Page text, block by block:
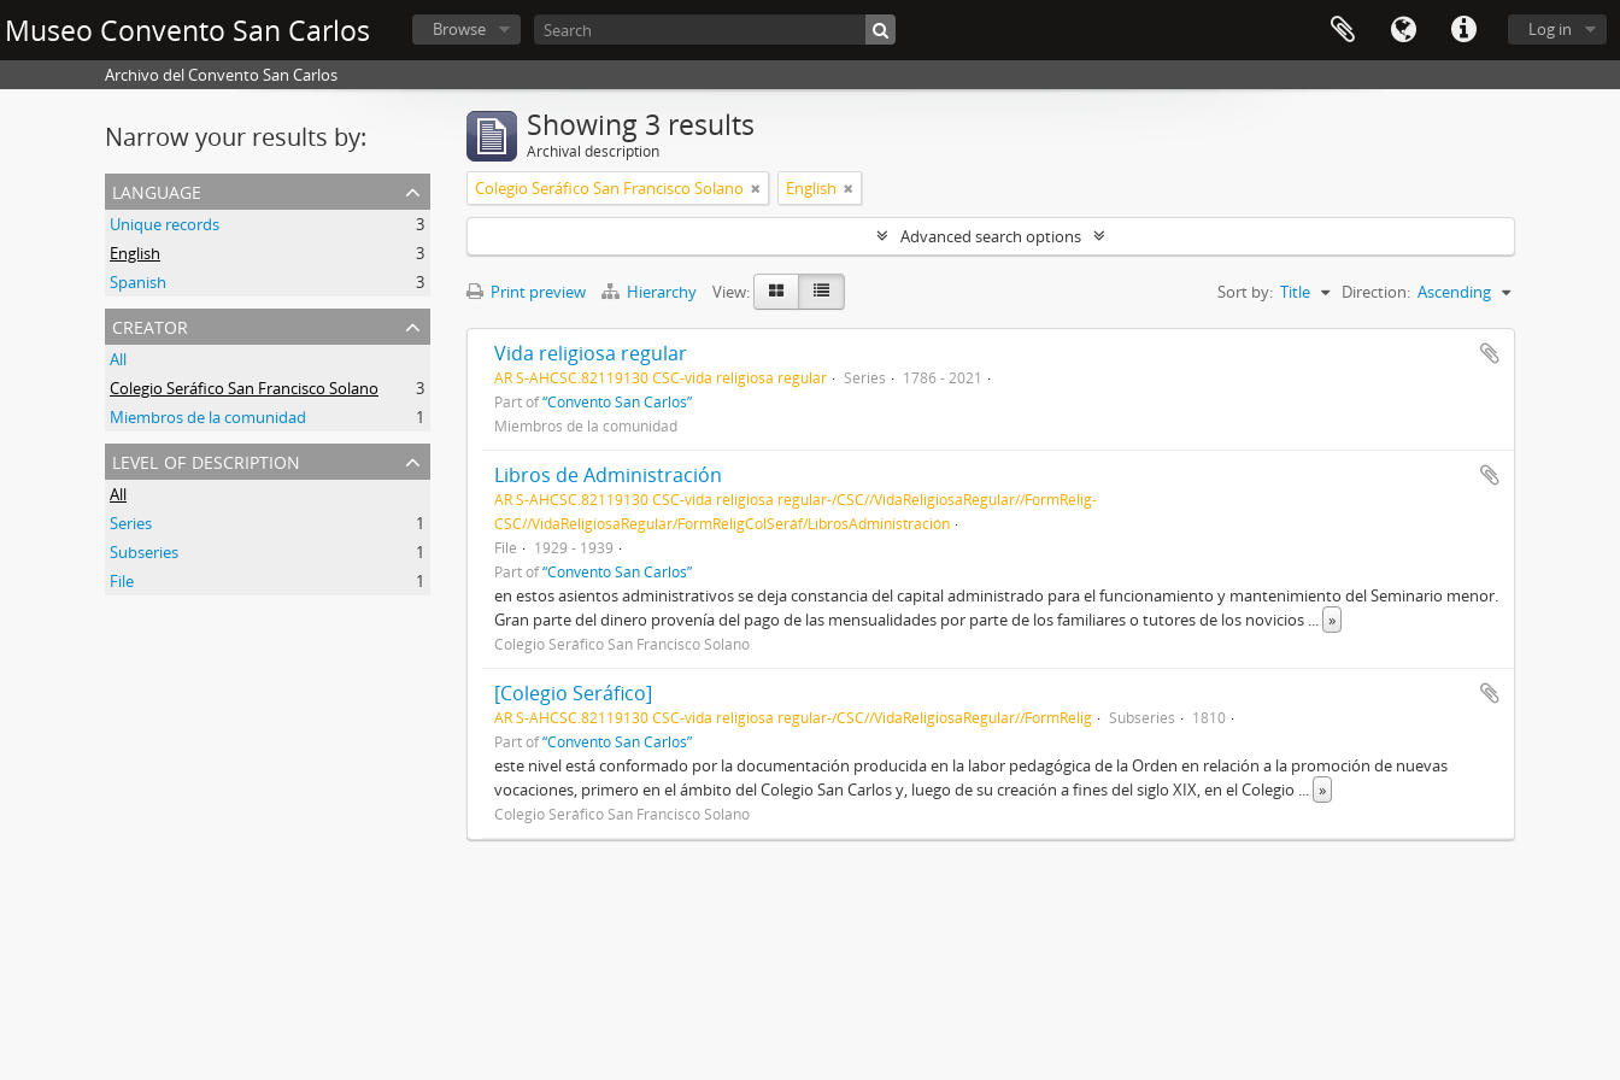
Museo Convento San Carlos Log in
Browse
Archivo del Convento San Carlos
Narrow your results by:
language
Unique records
3
English
3
Spanish
3
creator
All
Colegio Seráfico San Francisco Solano
3
Miembros de la comunidad
1
level of description
All
Series
1
Subseries
1
File
1
Showing 3 results
Archival description
Colegio Seráfico San Francisco Solano English
Advanced search options
Print preview Hierarchy View: Sort by: Title Direction: Ascending
Vida religiosa regular
AR S-AHCSC.82119130 CSC-vida religiosa regular Series
1786 - 2021
Part of“Convento San Carlos”
Miembros de la comunidad
Libros de Administración
AR S-AHCSC.82119130 CSC-vida religiosa regular-/CSC//VidaReligiosaRegular//FormRelig-
CSC//VidaReligiosaRegular/FormReligColSeráf/LibrosAdministración
File
1929 - 1939
Part of“Convento San Carlos”
en estos asientos administrativos se deja constancia del capital administrado para el funcionamiento y mantenimiento del Seminario menor.
Gran parte del dinero provenía del pago de las mensualidades por parte de los familiares o tutores de los novicios ... »
Colegio Seráfico San Francisco Solano
[Colegio Seráfico]
AR S-AHCSC.82119130 CSC-vida religiosa regular-/CSC//VidaReligiosaRegular//FormRelig Subseries
1810
Part of“Convento San Carlos”
este nivel está conformado por la documentación producida en la labor pedagógica de la Orden en relación a la promoción de nuevas
vocaciones, primero en el ámbito del Colegio San Carlos y, luego de su creación a fines del siglo XIX, en el Colegio ... »
Colegio Seráfico San Francisco Solano